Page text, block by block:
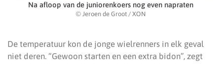
Na afloop van de juniorenkoers nog even napraten
© Jeroen de Groot / XON
De temperatuur kon de jonge wielrenners in elk geval
niet deren. “Gewoon starten en een extra bidon”, zegt